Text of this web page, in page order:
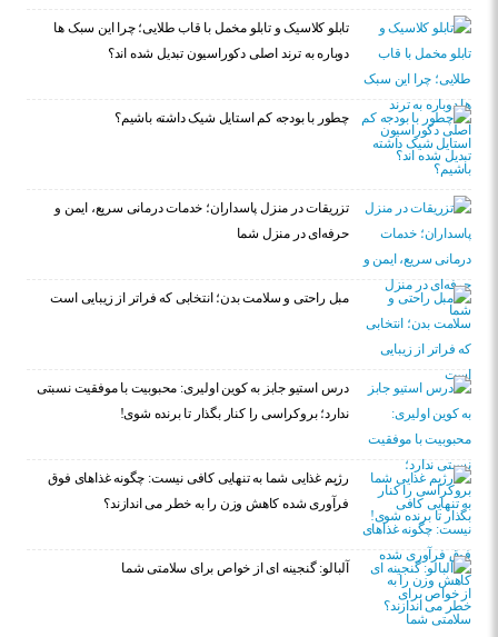
تابلو کلاسیک و تابلو مخمل با قاب طلایی؛ چرا این سبک ها
دوباره به ترند اصلی دکوراسیون تبدیل شده اند؟
چطور با بودجه کم استایل شیک داشته باشیم؟
تزریقات در منزل پاسداران؛ خدمات درمانی سریع، ایمن و
حرفه‌ای در منزل شما
مبل راحتی و سلامت بدن؛ انتخابی که فراتر از زیبایی است
درس استیو جابز به کوین اولیری: محبوبیت با موفقیت نسبتی
ندارد؛ بروکراسی را کنار بگذار تا برنده شوی!
رژیم غذایی شما به تنهایی کافی نیست: چگونه غذاهای فوق
فرآوری شده کاهش وزن را به خطر می اندازند؟
آلبالو: گنجینه ای از خواص برای سلامتی شما